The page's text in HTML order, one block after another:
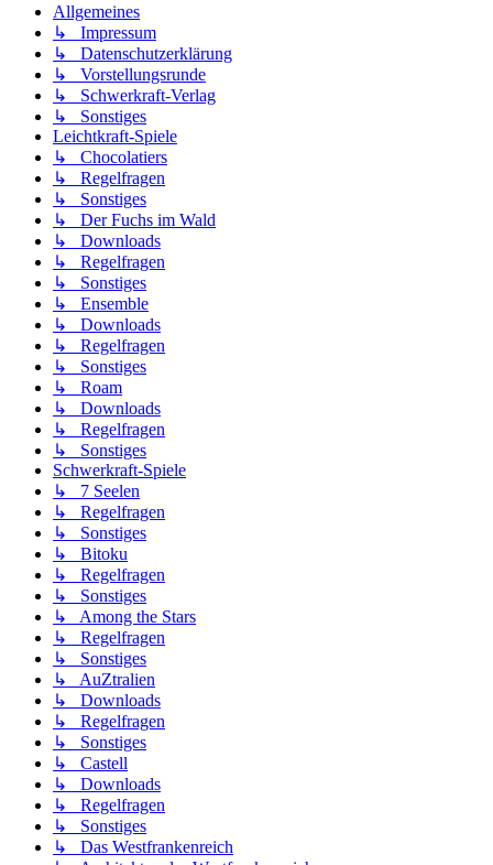
Allgemeines
↳ Impressum
↳ Datenschutzerklärung
↳ Vorstellungsrunde
↳ Schwerkraft-Verlag
↳ Sonstiges
Leichtkraft-Spiele
↳ Chocolatiers
↳ Regelfragen
↳ Sonstiges
↳ Der Fuchs im Wald
↳ Downloads
↳ Regelfragen
↳ Sonstiges
↳ Ensemble
↳ Downloads
↳ Regelfragen
↳ Sonstiges
↳ Roam
↳ Downloads
↳ Regelfragen
↳ Sonstiges
Schwerkraft-Spiele
↳ 7 Seelen
↳ Regelfragen
↳ Sonstiges
↳ Bitoku
↳ Regelfragen
↳ Sonstiges
↳ Among the Stars
↳ Regelfragen
↳ Sonstiges
↳ AuZtralien
↳ Downloads
↳ Regelfragen
↳ Sonstiges
↳ Castell
↳ Downloads
↳ Regelfragen
↳ Sonstiges
↳ Das Westfrankenreich